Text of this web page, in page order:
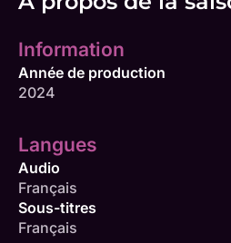
Information
Année de production
2024
Langues
Audio
Français
Sous-titres
Français